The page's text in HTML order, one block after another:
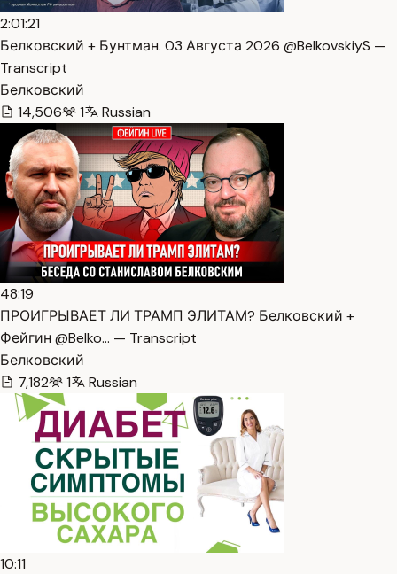
2:01:21
Белковский + Бунтман. 03 Августа 2026 @BelkovskiyS —
Transcript
Белковский
14,506
1 Russian
48:19
ПРОИГРЫВАЕТ ЛИ ТРАМП ЭЛИТАМ? Белковский +
Фейгин @Belko… — Transcript
Белковский
7,182
1 Russian
10:11